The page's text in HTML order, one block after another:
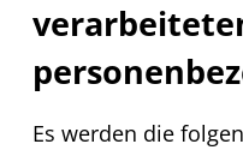
Es werden die